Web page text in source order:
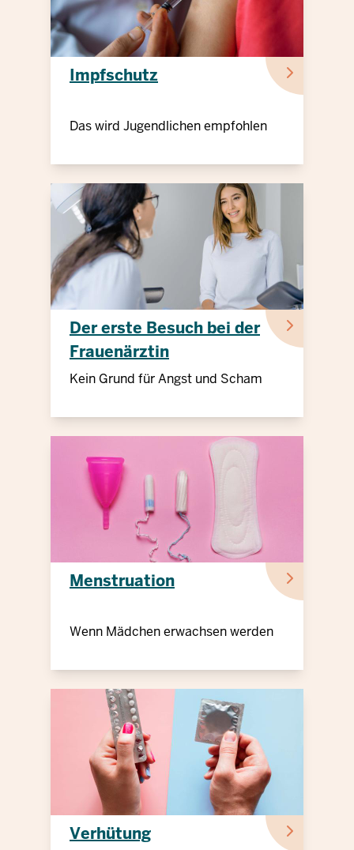
Impfschutz
Das wird Jugendlichen empfohlen
Der erste Besuch bei der
Frauenärztin
Kein Grund für Angst und Scham
Menstruation
Wenn Mädchen erwachsen werden
Verhütung